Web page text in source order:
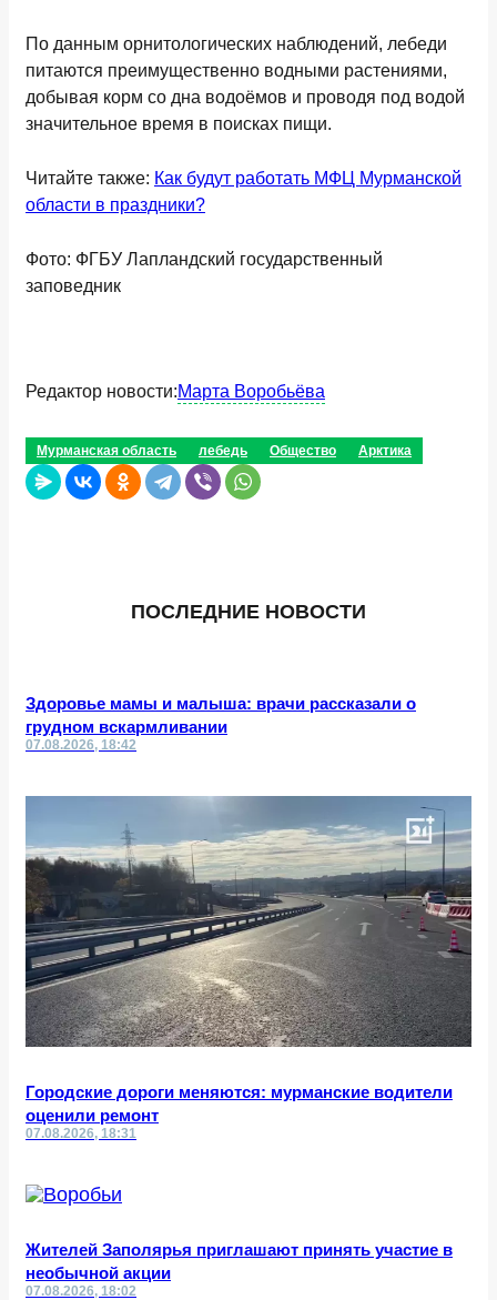
По данным орнитологических наблюдений, лебеди
питаются преимущественно водными растениями,
добывая корм со дна водоёмов и проводя под водой
значительное время в поисках пищи.
Читайте также: Как будут работать МФЦ Мурманской
области в праздники?
Фото: ФГБУ Лапландский государственный
заповедник
Редактор новости:Марта Воробьёва
Мурманская область лебедь Общество Арктика
ПОСЛЕДНИЕ НОВОСТИ
Здоровье мамы и малыша: врачи рассказали о
грудном вскармливании
07.08.2026, 18:42
Городские дороги меняются: мурманские водители
оценили ремонт
07.08.2026, 18:31
Жителей Заполярья приглашают принять участие в
необычной акции
07.08.2026, 18:02